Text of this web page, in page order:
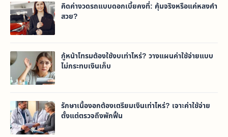
คิดค่างวดรถแบบดอกเบี้ยคงที่: คุ้มจริงหรือแค่หลงคำ
สวย?
กู้หน้าโทรมต้องใช้งบเท่าไหร่? วางแผนค่าใช้จ่ายแบบ
ไม่กระทบเงินเก็บ
รักษาเนื้องอกต้องเตรียมเงินเท่าไหร่? เจาะค่าใช้จ่าย
ตั้งแต่ตรวจถึงพักฟื้น